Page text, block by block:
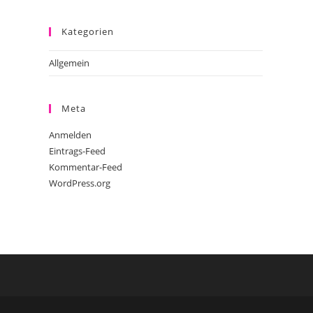
Kategorien
Allgemein
Meta
Anmelden
Eintrags-Feed
Kommentar-Feed
WordPress.org